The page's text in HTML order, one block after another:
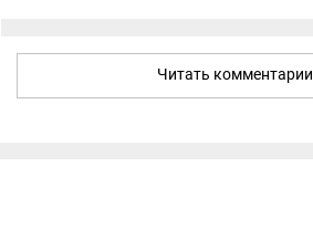
Читать комментарии